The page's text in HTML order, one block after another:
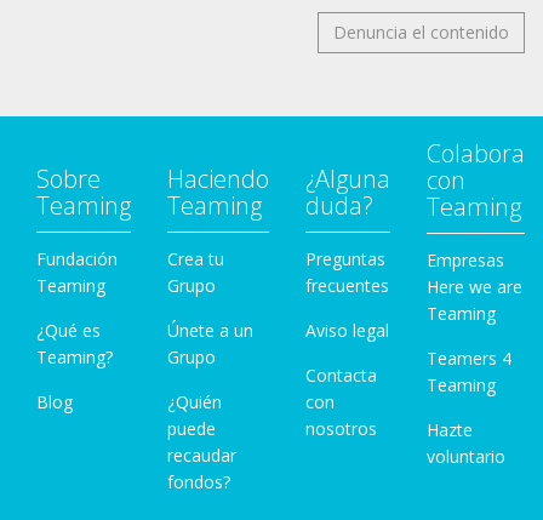
Denuncia el contenido
Sobre
Teaming
Fundación
Teaming
¿Qué es
Teaming?
Blog
Haciendo
Teaming
Crea tu
Grupo
Únete a un
Grupo
¿Quién
puede
recaudar
fondos?
¿Alguna
duda?
Preguntas
frecuentes
Aviso legal
Contacta
con
nosotros
Colabora
con
Teaming
Empresas
Here we are
Teaming
Teamers 4
Teaming
Hazte
voluntario